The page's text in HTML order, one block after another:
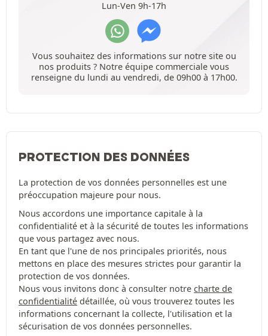
Lun-Ven 9h-17h
Vous souhaitez des informations sur notre site ou
nos produits ? Notre équipe commerciale vous
renseigne du lundi au vendredi, de 09h00 à 17h00.
PROTECTION DES DONNÉES
La protection de vos données personnelles est une
préoccupation majeure pour nous.
Nous accordons une importance capitale à la
confidentialité et à la sécurité de toutes les informations
que vous partagez avec nous.
En tant que l'une de nos principales priorités, nous
mettons en place des mesures strictes pour garantir la
protection de vos données.
Nous vous invitons donc à consulter notre charte de
confidentialité détaillée, où vous trouverez toutes les
informations concernant la collecte, l'utilisation et la
sécurisation de vos données personnelles.